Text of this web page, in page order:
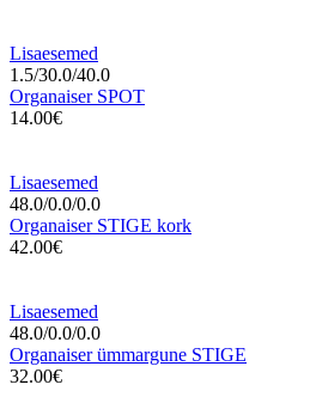
Lisaesemed
1.5/30.0/40.0
Organaiser SPOT
14.00€
Lisaesemed
48.0/0.0/0.0
Organaiser STIGE kork
42.00€
Lisaesemed
48.0/0.0/0.0
Organaiser ümmargune STIGE
32.00€